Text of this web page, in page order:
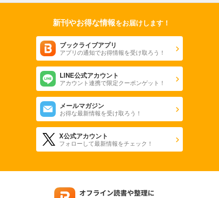
新刊やお得な情報をお届けします！
ブックライブアプリ
アプリの通知でお得情報を受け取ろう！
LINE公式アカウント
アカウント連携で限定クーポンゲット！
メールマガジン
お得な最新情報を受け取ろう！
X公式アカウント
フォローして最新情報をチェック！